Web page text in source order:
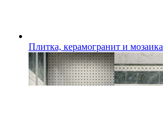
Плитка, керамогранит и мозаика